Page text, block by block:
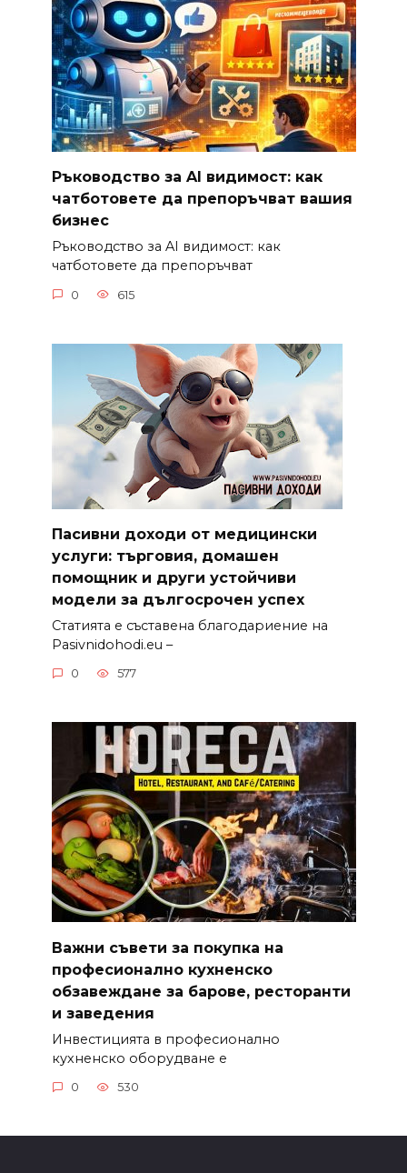
Ръководство за AI видимост: как
чатботовете да препоръчват вашия
бизнес
Ръководство за AI видимост: как
чатботовете да препоръчват
0 615
Пасивни доходи от медицински
услуги: търговия, домашен
помощник и други устойчиви
модели за дългосрочен успех
Статията е съставена благодариение на
Pasivnidohodi.eu –
0 577
Важни съвети за покупка на
професионално кухненско
обзавеждане за барове, ресторанти
и заведения
Инвестицията в професионално
кухненско оборудване е
0 530